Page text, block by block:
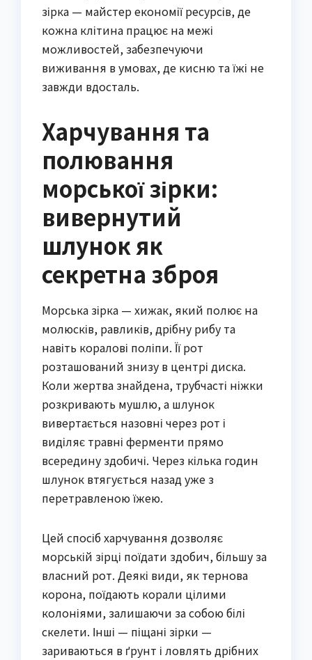
зірка — майстер економії ресурсів, де
кожна клітина працює на межі
можливостей, забезпечуючи
виживання в умовах, де кисню та їжі не
завжди вдосталь.
Харчування та
полювання
морської зірки:
вивернутий
шлунок як
секретна зброя
Морська зірка — хижак, який полює на
молюсків, равликів, дрібну рибу та
навіть коралові поліпи. Її рот
розташований знизу в центрі диска.
Коли жертва знайдена, трубчасті ніжки
розкривають мушлю, а шлунок
вивертається назовні через рот і
виділяє травні ферменти прямо
всередину здобичі. Через кілька годин
шлунок втягується назад уже з
перетравленою їжею.
Цей спосіб харчування дозволяє
морській зірці поїдати здобич, більшу за
власний рот. Деякі види, як тернова
корона, поїдають корали цілими
колоніями, залишаючи за собою білі
скелети. Інші — піщані зірки —
зариваються в ґрунт і ловлять дрібних